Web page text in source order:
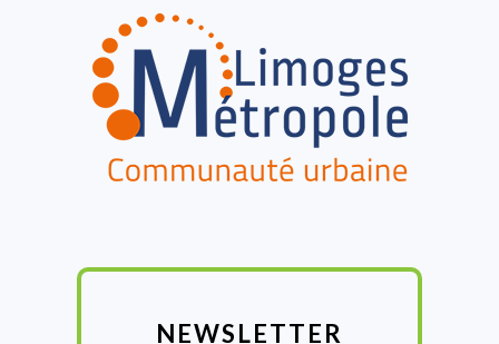
NEWSLETTER